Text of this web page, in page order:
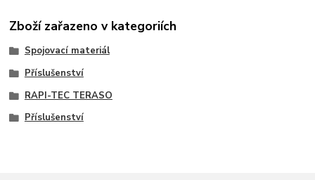
Zboží zařazeno v kategoriích
Spojovací materiál
Příslušenství
RAPI-TEC TERASO
Příslušenství